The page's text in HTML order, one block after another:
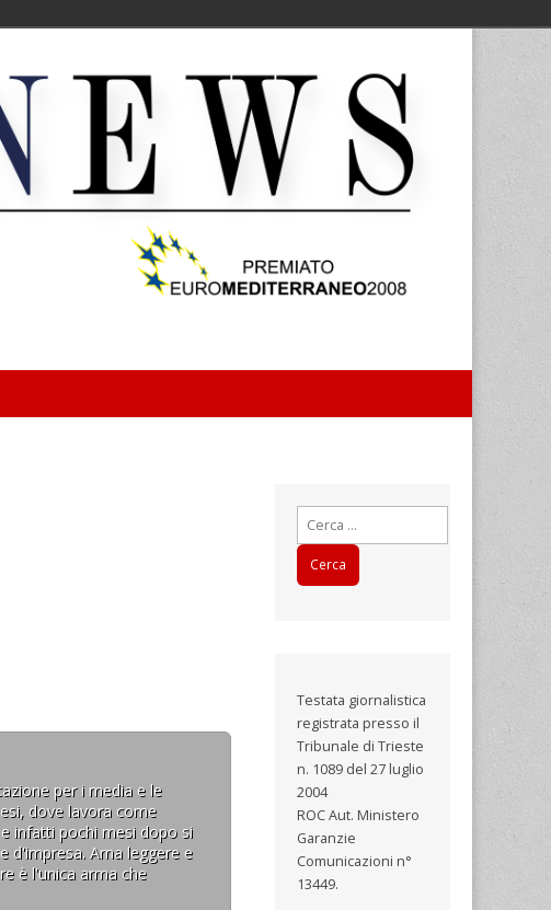
per i media e le
dove lavora come
infatti pochi mesi dopo si
d'impresa. Ama leggere e
è l'unica arma che
Ricerca
per:
Testata giornalistica
registrata presso il
Tribunale di Trieste
n. 1089 del 27 luglio
2004
ROC Aut. Ministero
Garanzie
Comunicazioni n°
13449.